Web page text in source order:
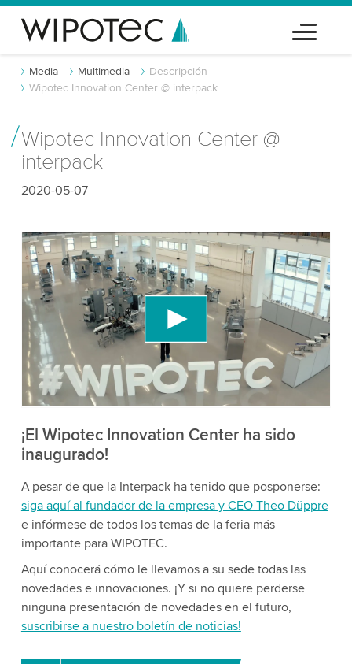
Media Multimedia
Descripción
Wipotec Innovation Center @ interpack
Wipotec Innovation Center @
interpack
2020-05-07
¡Necesitamos tu consentimiento para
cargar el servicio de video de YouTube!
Utilizamos un servicio de terceros para incrustar
contenido de video que puede recopilar datos
sobre tu actividad. Por favor, revisa los detalles y
acepta el servicio para ver este video.
Aceptar Más información
¡El Wipotec Innovation Center ha sido
inaugurado!
A pesar de que la Interpack ha tenido que posponerse:
siga aquí al fundador de la empresa y CEO Theo Düppre
e infórmese de todos los temas de la feria más
importante para WIPOTEC.
Aquí conocerá cómo le llevamos a su sede todas las
novedades e innovaciones. ¡Y si no quiere perderse
ninguna presentación de novedades en el futuro,
suscribirse a nuestro boletín de noticias!